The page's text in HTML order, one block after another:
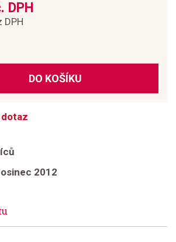
DPH
DPH
DO KOŠÍKU
dotaz
2012